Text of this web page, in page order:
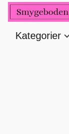
Kategorier